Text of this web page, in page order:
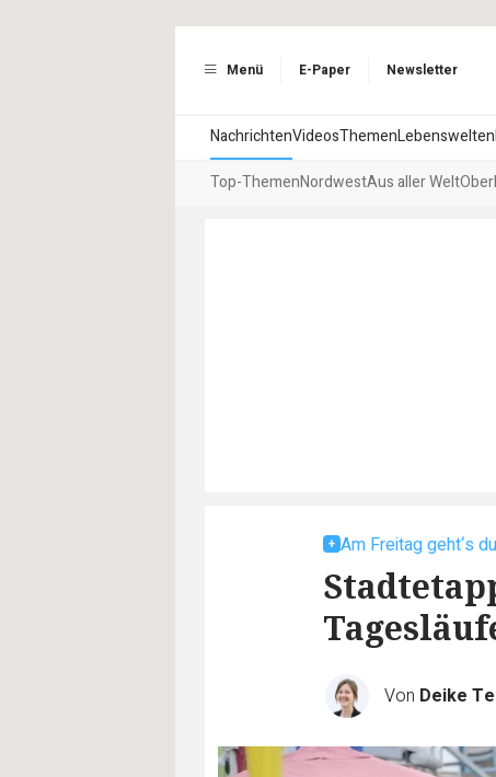
Menü E-Paper Newsletter
NachrichtenVideosThemenLebenswelten
Top-ThemenNordwestAus aller Welt
Am Freitag geht‘s
Von Deike